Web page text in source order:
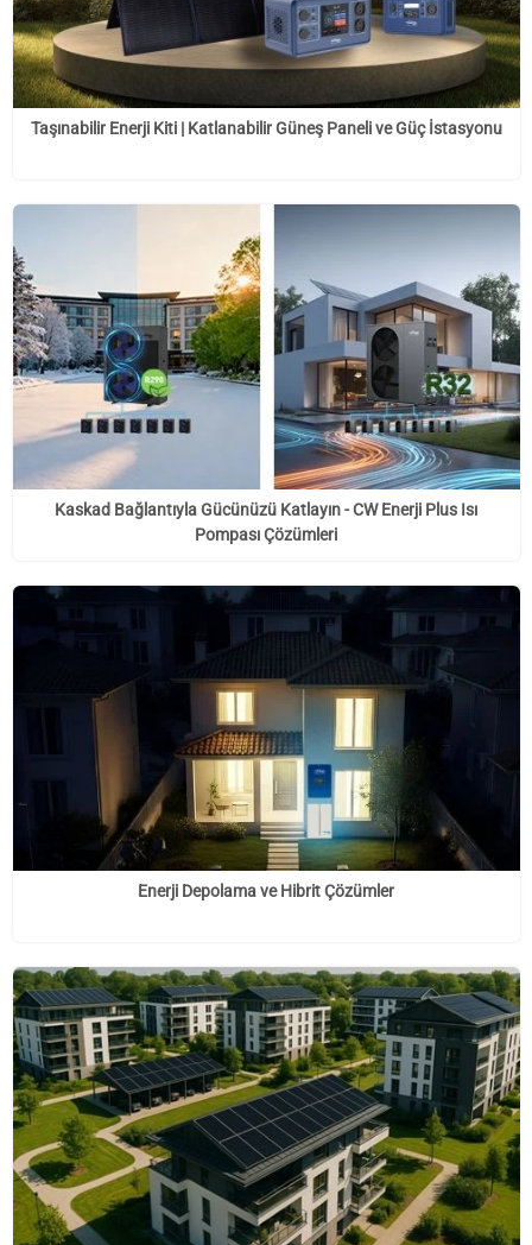
Taşınabilir Enerji Kiti | Katlanabilir Güneş Paneli ve Güç İstasyonu
Kaskad Bağlantıyla Gücünüzü Katlayın - CW Enerji Plus Isı
Pompası Çözümleri
Enerji Depolama ve Hibrit Çözümler